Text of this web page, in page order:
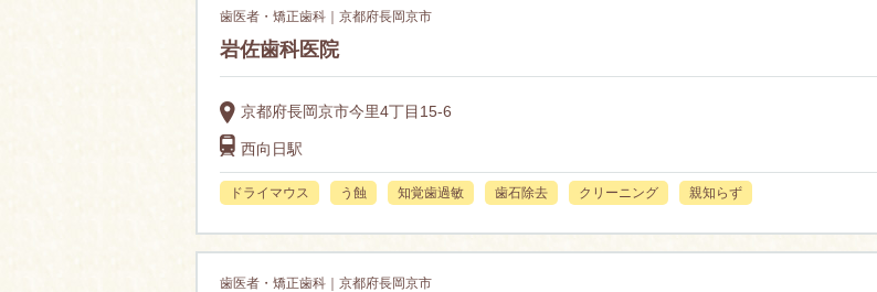
歯医者・矯正歯科｜京都府長岡京市
岩佐歯科医院
京都府長岡京市今里4丁目15-6
西向日駅
ドライマウス う蝕 知覚歯過敏 歯石除去 クリーニング 親知らず
歯医者・矯正歯科｜京都府長岡京市